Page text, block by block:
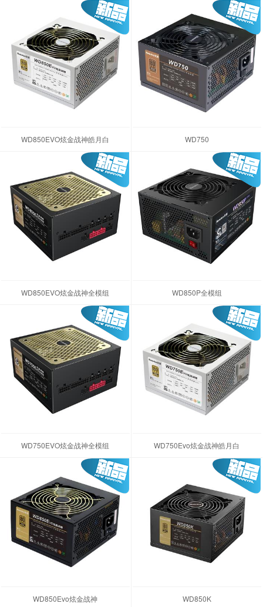
WD850EVO炫金战神皓月白 WD750
WD850EVO炫金战神全模组 WD850P全模组
WD750EVO炫金战神全模组 WD750Evo炫金战神皓月白
WD850Evo炫金战神 WD850K